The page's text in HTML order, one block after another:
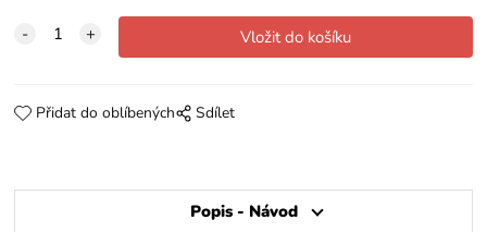
Přidat do oblíbených Sdílet
Popis - Návod